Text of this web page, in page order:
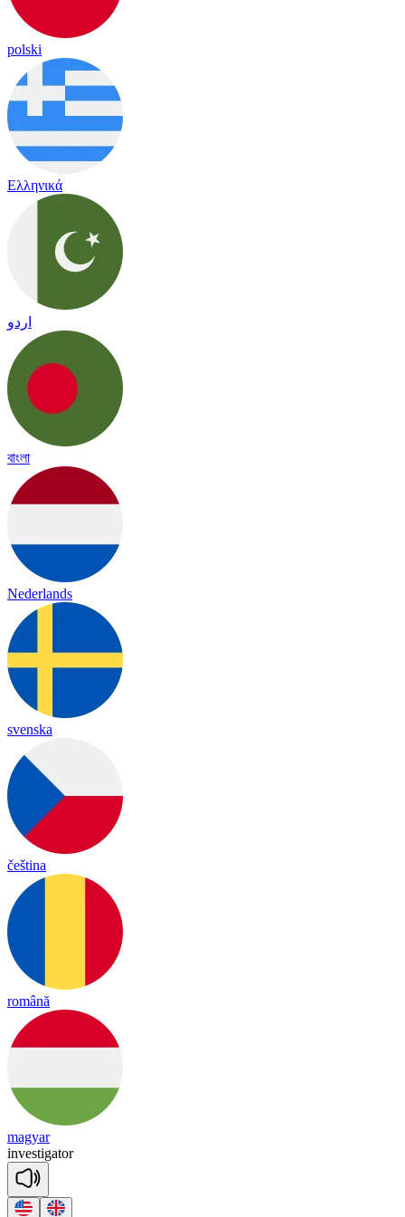
polski
Ελληνικά
اردو
বাংলা
Nederlands
svenska
čeština
română
magyar
investigator